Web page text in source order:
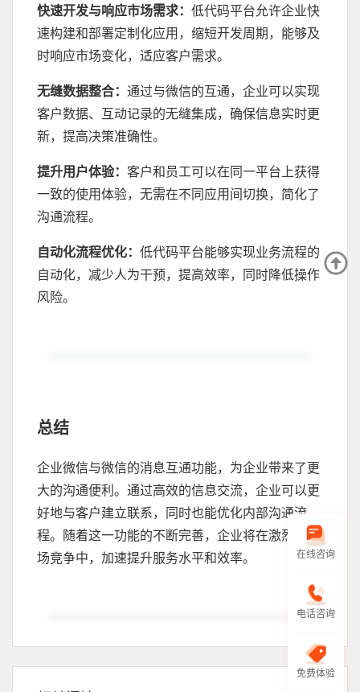
快速开发与响应市场需求： 低代码平台允许企业快
速构建和部署定制化应用，缩短开发周期，能够及
时响应市场变化，适应客户需求。
无缝数据整合： 通过与微信的互通，企业可以实现
客户数据、互动记录的无缝集成，确保信息实时更
新，提高决策准确性。
提升用户体验： 客户和员工可以在同一平台上获得
一致的使用体验，无需在不同应用间切换，简化了
沟通流程。
自动化流程优化： 低代码平台能够实现业务流程的
自动化，减少人为干预，提高效率，同时降低操作
风险。
总结
企业微信与微信的消息互通功能，为企业带来了更
大的沟通便利。通过高效的信息交流，企业可以更
好地与客户建立联系，同时也能优化内部沟通流
程。随着这一功能的不断完善，企业将在激烈的市
场竞争中，加速提升服务水平和效率。
在线咨询
电话咨询
免费体验